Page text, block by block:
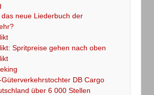
neue Liederbuch der
Spritpreise gehen nach oben
Güterverkehrstochter DB Cargo
über 6 000 Stellen